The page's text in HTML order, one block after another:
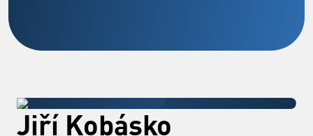
Jiří Kobásko